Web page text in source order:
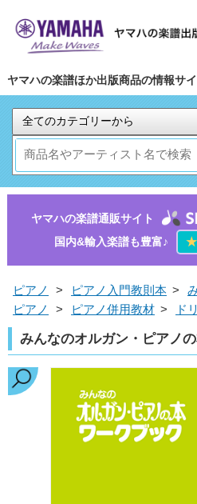
ヤマハの楽譜ほか出版商品の情報サイ
ヤマハの楽譜通販サイト
国内&輸入楽譜も豊富♪
★
ピアノ > ピアノ入門教則本 >
ピアノ
> ピアノ併用教材 > ド
みんなのオルガン・ピアノ